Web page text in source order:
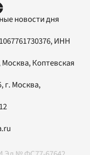
новости дня
ИНН
Коптевская
, г. Москва,